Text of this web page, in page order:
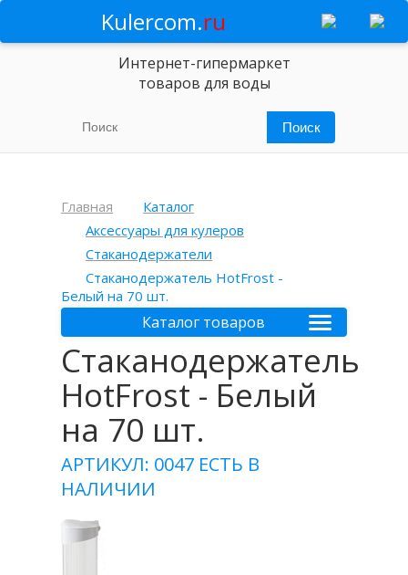
Kulercom.ru
Интернет-гипермаркет
товаров для воды
Главная
Каталог
Аксессуары для кулеров
Стаканодержатели
Стаканодержатель HotFrost -
Белый на 70 шт.
Каталог товаров
Стаканодержатель
HotFrost - Белый
на 70 шт.
АРТИКУЛ: 0047 ЕСТЬ В
НАЛИЧИИ